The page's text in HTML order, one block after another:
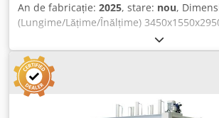
An de fabricație: 2025, stare: nou,
(Lungime/Lățime/Înălțime)
4500 kg Necesar total de putere 1,6 kW
piston superior SOLID 1330 UPC PRO -
1300 x 3000 mm - Presiune totală de
cilindri hidraulici Ø 80 mm - Cursă piston:
Deschidere maximă: 1300 mm - Pompă
Manometru cu indicator pentru valori